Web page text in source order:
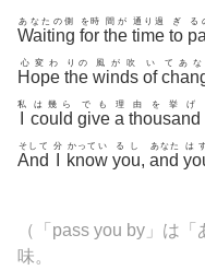
Waiting
あなたの側
for
を時
the
間が
time
通り過
to
ぎ る
Hope
心変わ
the
りの
winds
風が吹
of
い てあな
私
could
は幾ら
give
でも
a
理
thousand
由を挙げ
And
そして 分
know
かってい
you
るし
, and
あなた は
（「pass you by」は
味。